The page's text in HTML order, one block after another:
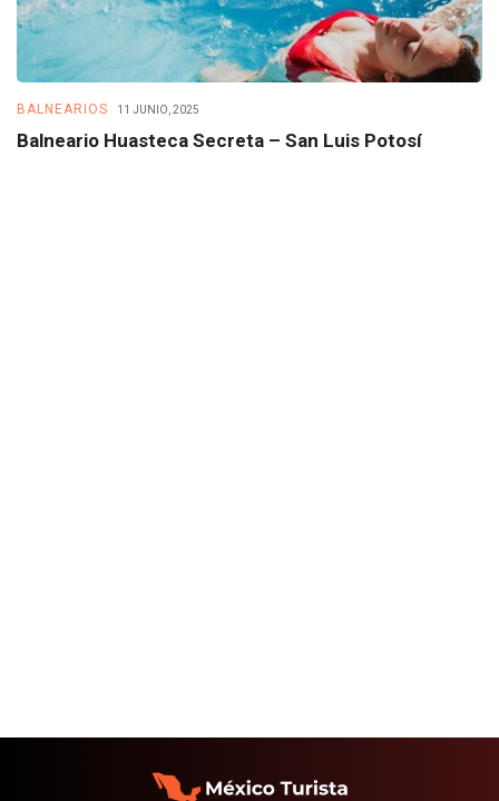
BALNEARIOS 11 JUNIO, 2025
Balneario Huasteca Secreta – San Luis Potosí